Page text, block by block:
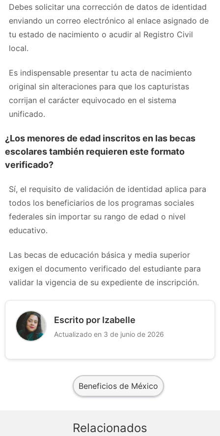
Debes solicitar una corrección de datos de identidad
enviando un correo electrónico al enlace asignado de
tu estado de nacimiento o acudir al Registro Civil
local.
Es indispensable presentar tu acta de nacimiento
original sin alteraciones para que los capturistas
corrijan el carácter equivocado en el sistema
unificado.
¿Los menores de edad inscritos en las becas
escolares también requieren este formato
verificado?
Sí, el requisito de validación de identidad aplica para
todos los beneficiarios de los programas sociales
federales sin importar su rango de edad o nivel
educativo.
Las becas de educación básica y media superior
exigen el documento verificado del estudiante para
validar la vigencia de su expediente de inscripción.
Escrito por Izabelle
Actualizado en 3 de junio de 2026
Beneficios de México
Relacionados